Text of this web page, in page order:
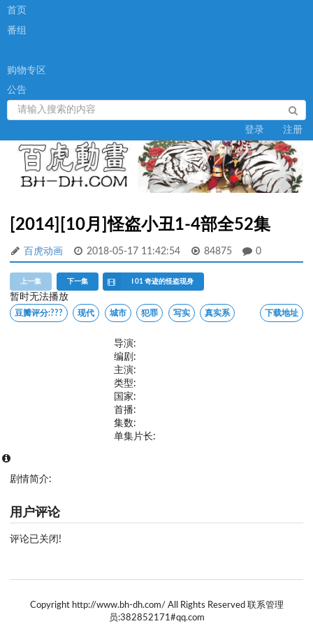
首页
番组
购物专区
公告
登录 注册
[2014][10月]怪盗小丑1-4部全52集
百虎动画 2018-05-17 11:42:54 84875 0
上一集 下一集 Ⅰ 01 奇迹的怪盗现身
暂时无法播放
豆瓣评分:??? 现代 城市 犯罪 写实 真实系 下载地址
导演:
编剧:
主演:
类型:
国家:
首播:
集数:
单集片长:
剧情简介:
用户评论
评论已关闭!
Copyright http://www.bh-dh.com/ All Rights Reserved 联系管理
员:382852171#qq.com